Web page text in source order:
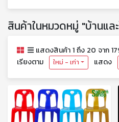
สินค้าในหมวดหมู่ "บ้านแล
แสดงสินค้า 1 ถึง 20 จาก
เรียงตาม
ใหม่ - เก่า แสดง